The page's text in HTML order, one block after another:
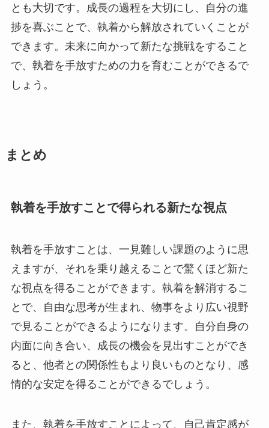
とも大切です。成長の過程を大切にし、自分の進
捗を喜ぶことで、執着から解放されていくことが
できます。未来に向かって新たな挑戦をすること
で、執着を手放すための力を育むことができるで
しょう。
まとめ
執着を手放すことで得られる新たな視点
執着を手放すことは、一見難しい課題のように思
えますが、それを乗り越えることで驚くほど新た
な視点を得ることができます。執着を解消するこ
とで、自由な思考が生まれ、物事をより広い視野
で見ることができるようになります。自分自身の
内面に向き合い、成長の機会を見出すことができ
ると、他者との関係性もより良いものとなり、感
情的な安定を得ることができるでしょう。
また、執着を手放すことによって、自己肯定感が